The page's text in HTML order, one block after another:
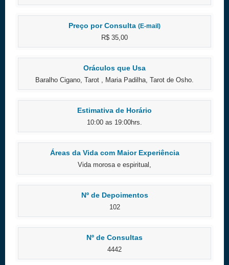
Preço por Consulta (E-mail)
R$ 35,00
Oráculos que Usa
Baralho Cigano, Tarot , Maria Padilha, Tarot de Osho.
Estimativa de Horário
10:00 as 19:00hrs.
Áreas da Vida com Maior Experiência
Vida morosa e espiritual,
Nº de Depoimentos
102
Nº de Consultas
4442